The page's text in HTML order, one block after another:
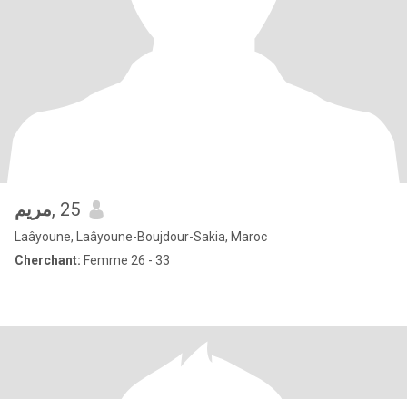
مريم, 25
Laâyoune, Laâyoune-Boujdour-Sakia, Maroc
Cherchant: Femme 26 - 33